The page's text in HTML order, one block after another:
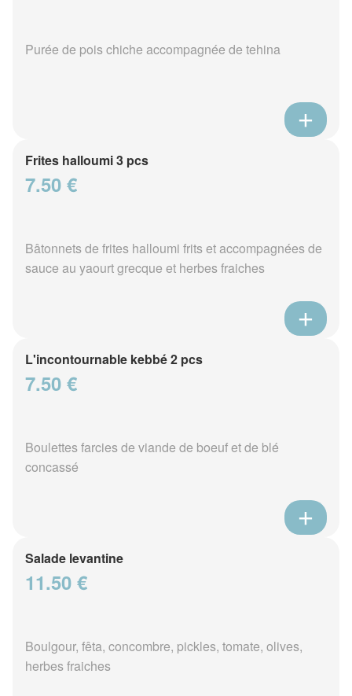
Purée de pois chiche accompagnée de tehina
Frites halloumi 3 pcs
7.50 €
Bâtonnets de frites halloumi frits et accompagnées de
sauce au yaourt grecque et herbes fraiches
L'incontournable kebbé 2 pcs
7.50 €
Boulettes farcies de viande de boeuf et de blé
concassé
Salade levantine
11.50 €
Boulgour, fêta, concombre, pickles, tomate, olives,
herbes fraiches